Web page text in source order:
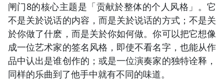
闸门8的核心主题是「贡献於整体的个人风格」。它
不是关於说话的内容，而是关於说话的方式；不是关
於你做了什麽，而是关於你如何做。你可以把它想像
成一位艺术家的签名风格，即使不看名字，也能从作
品中认出是谁创作的；或是一位演奏家的独特诠释，
同样的乐曲到了他手中就有不同的味道。